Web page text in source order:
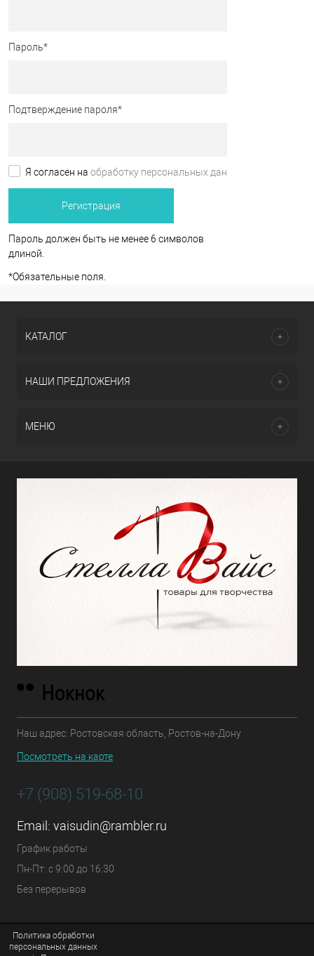
Пароль*
Подтверждение пароля*
Я согласен на обработку персональных данных.
Пароль должен быть не менее 6 символов
длиной.
*Обязательные поля.
КАТАЛОГ
НАШИ ПРЕДЛОЖЕНИЯ
МЕНЮ
Наш адрес: Ростовская область, Ростов-на-Дону
Посмотреть на карте
+7 (908) 519-68-10
Email: vaisudin@rambler.ru
График работы
Пн-Пт: с 9:00 до 16:30
Без перерывов
Политика обработки
персональных данных